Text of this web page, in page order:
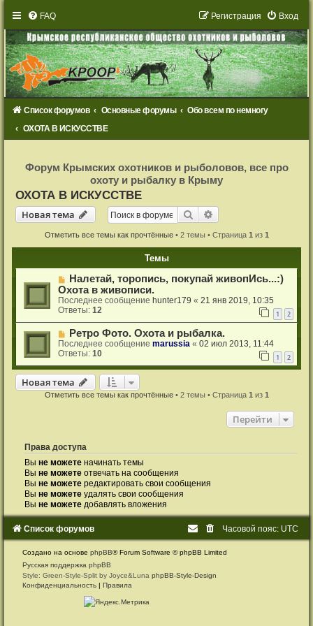
FAQ Вход
Регистрация
Список форумов Основные форумы
Обо всем по немногу
ОХОТА В ИСКУССТВЕ
с
т
р
а
ц
Форум Крымских охотников и рыболовов, все про
охоту и рыбалку в Крыму
ОХОТА В ИСКУССТВЕ
Новая тема
Новаятема Поиск
Отметить все темы как прочтённые• 2 темы • Страница 1 из 1
Темы
Налетай, торопись, покупай живопИсь...:)
Охота в живописи.
Последнее сообщение hunter179 «21 янв 2019, 10:35
Ответы:12 1 2
Ретро Фото. Охота и рыбалка.
Последнее сообщениеmarussia «02 июл 2013, 11:44
Ответы:10 1 2
Новая тема
Новаятема
Отметить все темы как прочтённые• 2 темы • Страница 1 из 1
Перейти
Права доступа
Выне можете начинать темы
Выне можете отвечать на сообщения
Выне можете редактировать свои сообщения
Выне можете удалять свои сообщения
Выне можете добавлять вложения
Список форумов Часовой пояс: UTC
Создано на основеphpBB® Forum Software © phpBB Limited
Русская поддержка phpBB
Style: Green-Style-Split by Joyce&LunaphpBB-Style-Design
Конфиденциальность |Правила